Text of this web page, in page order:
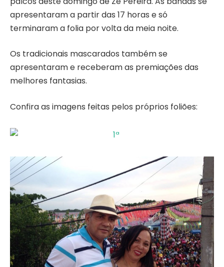
apresentaram a partir das 17 horas e só
terminaram a folia por volta da meia noite.
Os tradicionais mascarados também se
apresentaram e receberam as premiações das
melhores fantasias.
Confira as imagens feitas pelos próprios foliões: